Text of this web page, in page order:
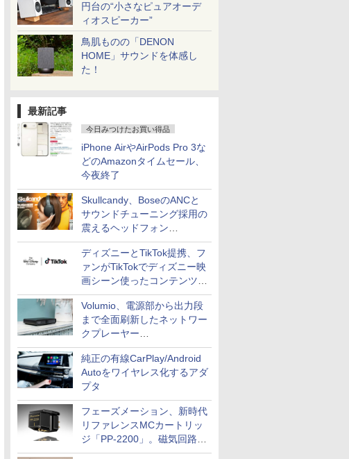
円台の“小さなピュアオーデ
ィオスピーカー”
鳥肌ものの「DENON
HOME」サウンドを体感し
た！
最新記事
今日みつけたお買い得品
iPhone AirやAirPods Pro 3な
どのAmazonタイムセール、
今夜終了
Skullcandy、BoseのANCと
サウンドチューニング採用の
震えるヘッドフォン
「Crusher 1080 ANC」
ディズニーとTikTok提携、フ
ァンがTikTokでディズニー映
画シーン使ったコンテンツ制
作、Disney+にも配信
Volumio、電源部から出力段
まで全面刷新したネットワー
クプレーヤー
「Primo（2026）」
純正の有線CarPlay/Android
Autoをワイヤレス化するアダ
プタ
フェーズメーション、新時代
リファレンスMCカートリッ
ジ「PP-2200」。磁気回路や
ハウジングを根本から見直し